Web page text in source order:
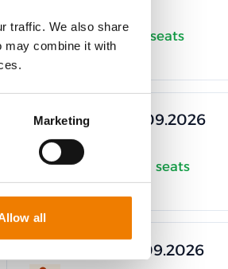
traffic. We also share
may combine it with
Marketing
all
9 seats
available
04.09.2026 - 04.09.2026
10 seats
available
07.09.2026 - 07.09.2026